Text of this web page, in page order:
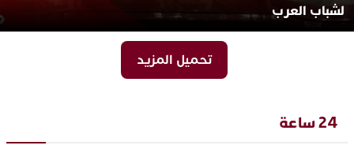
لشباب العرب
تحميل المزيد
24 ساعة